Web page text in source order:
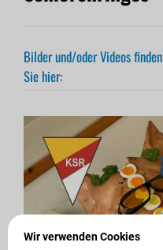
Wir verwenden Cookies
Bilder und/oder Videos finden
Sie hier: